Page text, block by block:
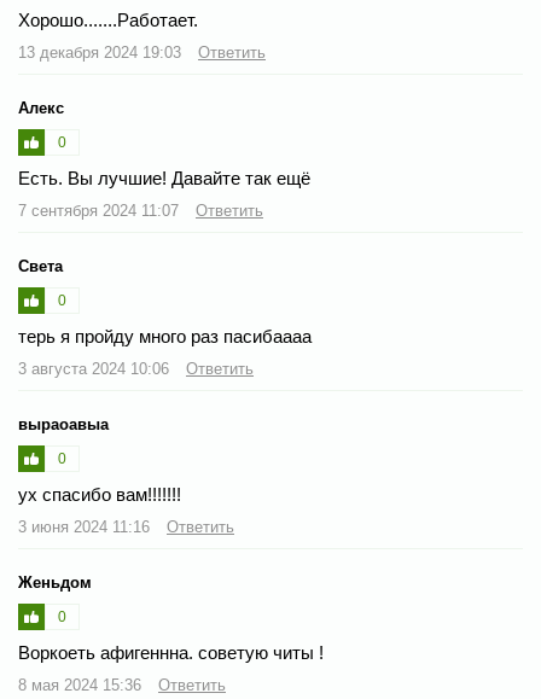
Хорошо.......Работает.
13 декабря 2024 19:03 Ответить
Алекс
0
Есть. Вы лучшие! Давайте так ещё
7 сентября 2024 11:07 Ответить
Света
0
терь я пройду много раз пасибаааа
3 августа 2024 10:06 Ответить
выраоавыа
0
ух спасибо вам!!!!!!!
3 июня 2024 11:16 Ответить
Женьдом
0
Воркоеть афигеннна. советую читы !
8 мая 2024 15:36 Ответить